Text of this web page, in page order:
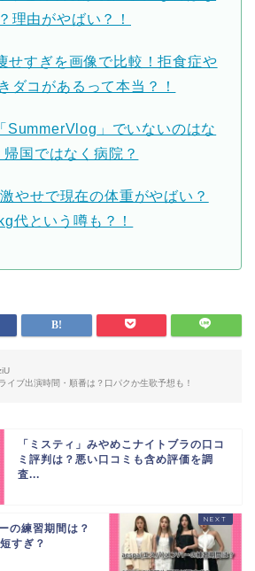
理由がやばい？！
せすぎを画像で比較！拒食症や
ダコがあるって本当？！
SummerVlog」でいないのはな
帰国ではなく病院？
やせで現在の体重がやばい？
代という噂も？！
イブ出演時間・順番は？口パクか生歌予想も！
「ミスティ」みやめこナイトブラの口コ
ミ評判は？悪い口コミも含め評価を調
査...
の練習期間は？
すぎ？